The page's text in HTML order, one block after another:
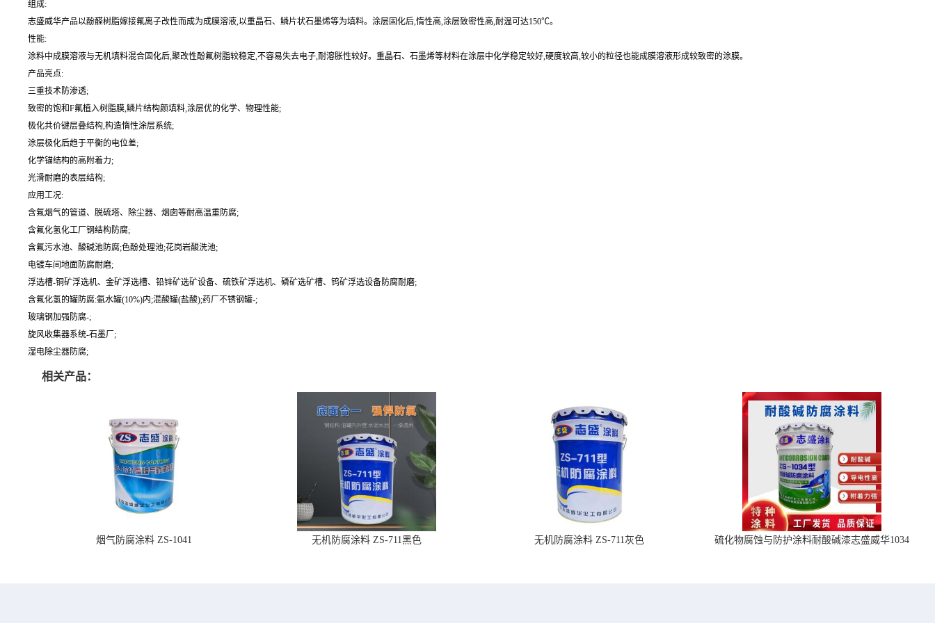
组成:
志盛威华产品以酚醛树脂嫁接氟离子改性而成为成膜溶液,以重晶石、鳞片状石墨烯等为填料。涂层固化后,惰性高,涂层致密性高,耐温可达150℃。
性能:
涂料中成膜溶液与无机填料混合固化后,聚改性酚氟树脂较稳定,不容易失去电子,耐溶胀性较好。重晶石、石墨烯等材料在涂层中化学稳定较好,硬度较高,较小的粒径也能成膜溶液形成较致密的涂膜。
产品亮点:
三重技术防渗透;
致密的饱和F氟植入树脂膜,鳞片结构颜填料,涂层优的化学、物理性能;
极化共价键层叠结构,构造惰性涂层系统;
涂层极化后趋于平衡的电位差;
化学锚结构的高附着力;
光滑耐磨的表层结构;
应用工况:
含氟烟气的管道、脱硫塔、除尘器、烟囱等耐高温重防腐;
含氟化氢化工厂钢结构防腐;
含氟污水池、酸碱池防腐;色酚处理池;花岗岩酸洗池;
电镀车间地面防腐耐磨;
浮选槽-铜矿浮选机、金矿浮选槽、铅锌矿选矿设备、硫铁矿浮选机、磷矿选矿槽、钨矿浮选设备防腐耐磨;
含氟化氢的罐防腐:氨水罐(10%)内;混酸罐(盐酸);药厂不锈钢罐-;
玻璃钢加强防腐-;
旋风收集器系统-石墨厂;
湿电除尘器防腐;
相关产品：
烟气防腐涂料 ZS-1041 无机防腐涂料 ZS-711黑色 无机防腐涂料 ZS-711灰色 硫化物腐蚀与防护涂料耐酸碱漆志盛威华1034